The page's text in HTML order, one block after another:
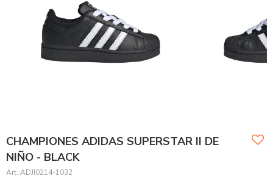
CHAMPIONES ADIDAS SUPERSTAR II DE
NIÑO - BLACK
ADJI0214-1032